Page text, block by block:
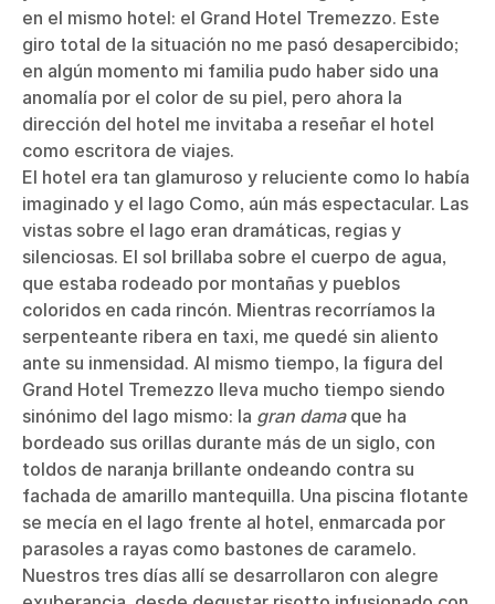
en el mismo hotel: el Grand Hotel Tremezzo. Este
giro total de la situación no me pasó desapercibido;
en algún momento mi familia pudo haber sido una
anomalía por el color de su piel, pero ahora la
dirección del hotel me invitaba a reseñar el hotel
como escritora de viajes.
El hotel era tan glamuroso y reluciente como lo había
imaginado y el lago Como, aún más espectacular. Las
vistas sobre el lago eran dramáticas, regias y
silenciosas. El sol brillaba sobre el cuerpo de agua,
que estaba rodeado por montañas y pueblos
coloridos en cada rincón. Mientras recorríamos la
serpenteante ribera en taxi, me quedé sin aliento
ante su inmensidad. Al mismo tiempo, la figura del
Grand Hotel Tremezzo lleva mucho tiempo siendo
sinónimo del lago mismo: la gran damaque ha
bordeado sus orillas durante más de un siglo, con
toldos de naranja brillante ondeando contra su
fachada de amarillo mantequilla. Una piscina flotante
se mecía en el lago frente al hotel, enmarcada por
parasoles a rayas como bastones de caramelo.
Nuestros tres días allí se desarrollaron con alegre